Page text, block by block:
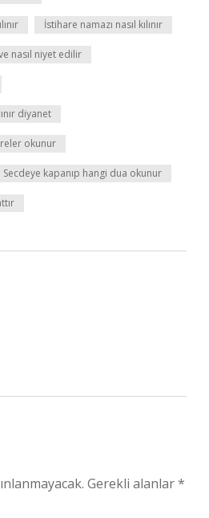
İstihare namazı nasıl kılınır
ve nasıl niyet edilir
diyanet
okunur
Secdeye kapanıp hangi dua okunur
Gerekli alanlar*